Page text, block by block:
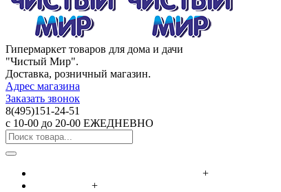
Гипермаркет товаров для дома и дачи
"Чистый Мир".
Доставка, розничный магазин.
Адрес магазина
Заказать звонок
8(495)151-24-51
с 10-00 до 20-00 ЕЖЕДНЕВНО
+
+